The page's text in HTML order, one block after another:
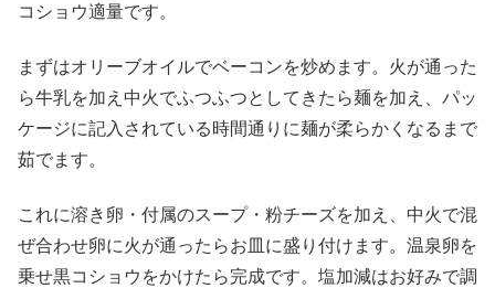
コショウ適量です。
まずはオリーブオイルでベーコンを炒めます。火が通った
ら牛乳を加え中火でふつふつとしてきたら麺を加え、パッ
ケージに記入されている時間通りに麺が柔らかくなるまで
茹でます。
これに溶き卵・付属のスープ・粉チーズを加え、中火で混
ぜ合わせ卵に火が通ったらお皿に盛り付けます。温泉卵を
乗せ黒コショウをかけたら完成です。塩加減はお好みで調